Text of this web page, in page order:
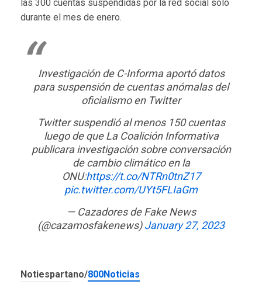
las 300 cuentas suspendidas por la red social solo
durante el mes de enero.
Investigación de C-Informa aportó datos
para suspensión de cuentas anómalas del
oficialismo en Twitter
Twitter suspendió al menos 150 cuentas
luego de que La Coalición Informativa
publicara investigación sobre conversación
de cambio climático en la
ONU:https://t.co/NTRn0tnZ17
pic.twitter.com/UYt5FLIaGm
— Cazadores de Fake News
(@cazamosfakenews)January 27, 2023
Notiespartano/800Noticias